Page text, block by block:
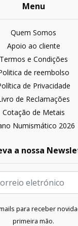
Menu
Quem Somos
Apoio ao cliente
Termos e Condições
de reembolso
de Privacidade
de Reclamações
Cotação de Metais
Numismático 2026
a nossa
para receber
primeira mão.